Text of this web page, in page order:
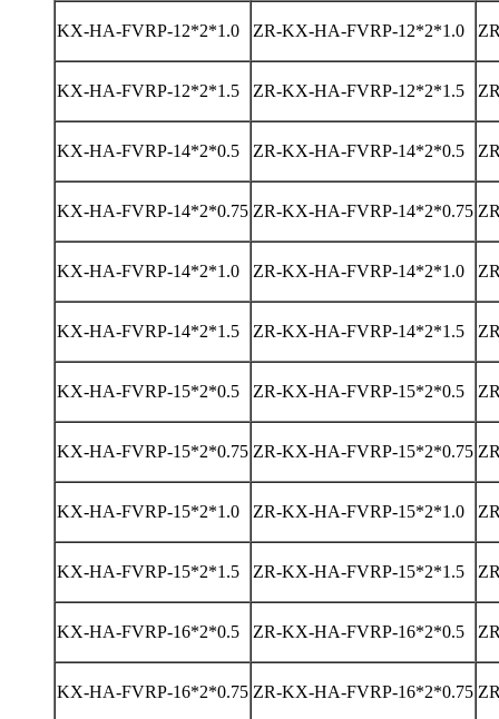
KX-HA-FVRP-12*2*1.0 ZR-KX-HA-FVRP-12*2*1.0
KX-HA-FVRP-12*2*1.5 ZR-KX-HA-FVRP-12*2*1.5
KX-HA-FVRP-14*2*0.5 ZR-KX-HA-FVRP-14*2*0.5
KX-HA-FVRP-14*2*0.75 ZR-KX-HA-FVRP-14*2*0.75
KX-HA-FVRP-14*2*1.0 ZR-KX-HA-FVRP-14*2*1.0
KX-HA-FVRP-14*2*1.5 ZR-KX-HA-FVRP-14*2*1.5
KX-HA-FVRP-15*2*0.5 ZR-KX-HA-FVRP-15*2*0.5
KX-HA-FVRP-15*2*0.75 ZR-KX-HA-FVRP-15*2*0.75
KX-HA-FVRP-15*2*1.0 ZR-KX-HA-FVRP-15*2*1.0
KX-HA-FVRP-15*2*1.5 ZR-KX-HA-FVRP-15*2*1.5
KX-HA-FVRP-16*2*0.5 ZR-KX-HA-FVRP-16*2*0.5
KX-HA-FVRP-16*2*0.75 ZR-KX-HA-FVRP-16*2*0.75